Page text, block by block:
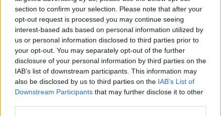
section to confirm your selection. Please note that after your
opt-out request is processed you may continue seeing
interest-based ads based on personal information utilized by
us or personal information disclosed to third parties prior to
your opt-out. You may separately opt-out of the further
disclosure of your personal information by third parties on the
IAB’s list of downstream participants. This information may
also be disclosed by us to third parties on the IAB’s List of
Downstream Participants that may further disclose it to other
​Differenze tra persone frustrate e non
L’invisibile fatica mentale
Vacanze a km zero
​Buone Vacan(si)e!
​Il lato positivo delle cose
​Storie antiche di tempi moderni
​Quello che alle mamme non dicono
Adultescenza
Homo imbecillis
​4 anni di Blog
Quando il silenzio è aggressivo